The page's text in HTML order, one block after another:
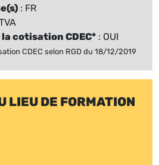
: FR
cotisation CDEC* : OUI
CDEC selon RGD du 18/12/2019
LIEU DE FORMATION